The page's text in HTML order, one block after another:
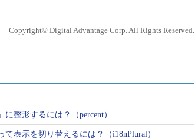
Copyright© Digital Advantage Corp. All Rights Reserved.
整形するには？（percent）
表示を切り替えるには？（i18nPlural）